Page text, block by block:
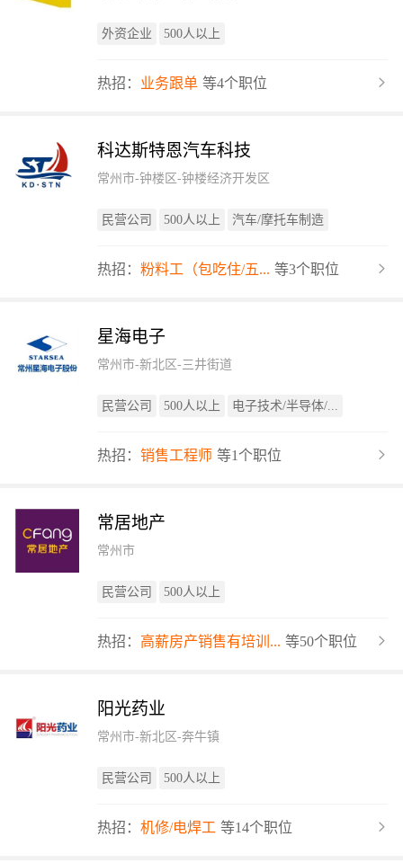
外资企业 500人以上
热招： 业务跟单 等4个职位
科达斯特恩汽车科技
常州市-钟楼区-钟楼经济开发区
民营公司 500人以上 汽车/摩托车制造
热招： 粉料工（包吃住/五... 等3个职位
星海电子
常州市-新北区-三井街道
民营公司 500人以上 电子技术/半导体/...
热招： 销售工程师 等1个职位
常居地产
常州市
民营公司 500人以上
热招： 高薪房产销售有培训... 等50个职位
阳光药业
常州市-新北区-奔牛镇
民营公司 500人以上
热招： 机修/电焊工 等14个职位